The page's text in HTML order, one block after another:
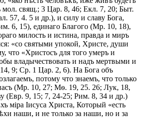
мол. свящ.; 3 Цар. 8, 46; Екл. 7, 20; Быт.
57, 4. 5 и др.), и силу и славу Бога,
6, 15), единаго Благого (Мр. 10, 18),
милость и истина, правда и миръ
«со святыми упокой, Христе, души
что «Христосъ для того умеръ и
владычествовать и надъ мертвыми и
9; Ср. 1 Цар. 2, 6). На Бога объ
потому что знаемъ, что только
(Мр. 10, 27; Мѳ. 19, 25. 26; Лук, 18,
(Евр. 9, 15; 7, 24-25; Рим. 8, 34 и др.)
міра Іисуса Христа, Который «есть
наши, и не только за наши, но и за